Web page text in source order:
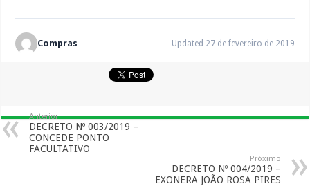
Compras Updated 27 de fevereiro de 2019
Anterior
DECRETO Nº 003/2019 –
CONCEDE PONTO
FACULTATIVO
Próximo
DECRETO Nº 004/2019 –
EXONERA JOÃO ROSA PIRES